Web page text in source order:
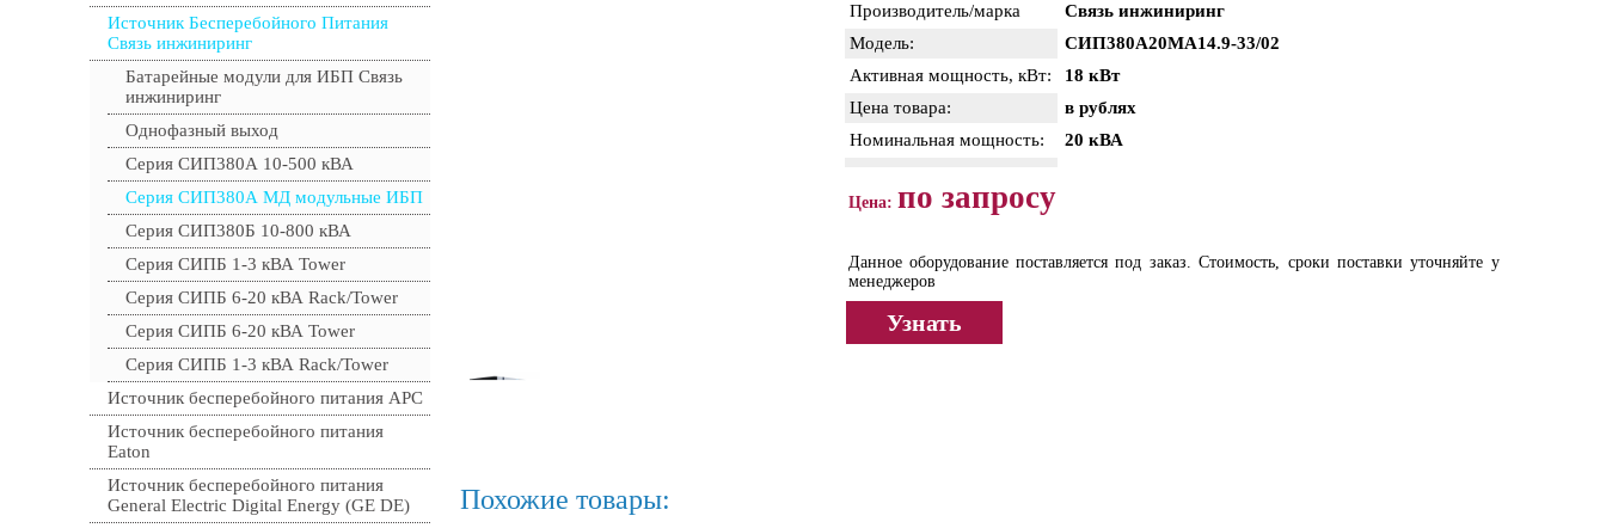
Производитель/марка
Связь инжиниринг
Модель:
СИП380А20МА14.9-33/02
Активная мощность, кВт:
18 кВт
Цена товара:
в рублях
Номинальная мощность:
20 кВА
Цена: по запросу
Данное оборудование поставляется под заказ. Стоимость, сроки поставки уточняйте у
менеджеров
Узнать
Похожие товары:
Источник Бесперебойного Питания
Связь инжиниринг
Батарейные модули для ИБП Связь
инжиниринг
Однофазный выход
Серия СИП380А 10-500 кВА
Серия СИП380А МД модульные ИБП
Серия СИП380Б 10-800 кВА
Серия СИПБ 1-3 кВА Tower
Серия СИПБ 6-20 кВА Rack/Tower
Серия СИПБ 6-20 кВА Tower
Серия СИПБ 1-3 кВА Rack/Tower
Источник бесперебойного питания APC
Источник бесперебойного питания
Eaton
Источник бесперебойного питания
General Electric Digital Energy (GE DE)